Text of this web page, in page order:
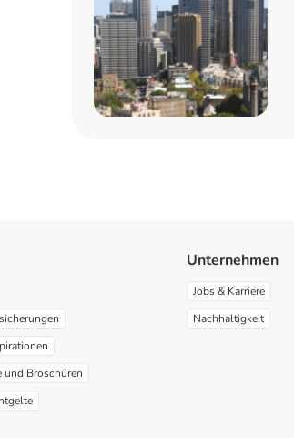
und Broschüren
Unternehmen
Jobs & Karriere
Nachhaltigkeit